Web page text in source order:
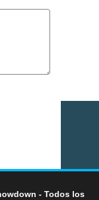
- Todos los